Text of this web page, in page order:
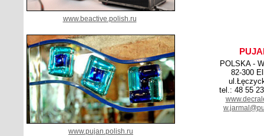
www.beactive.polish.ru
POLSKA -
82-300
tel.: 48 55
www.pujan.polish.ru